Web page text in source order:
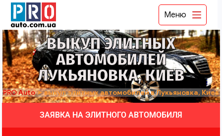
Меню
ВЫКУП ЭЛИТНЫХ
АВТОМОБИЛЕЙ
ЛУКЬЯНОВКА, КИЕВ
PRO Auto➤выкуп элитных автомобилей в Лукьяновка, Киев
ЗАЯВКА НА ЭЛИТНОГО АВТОМОБИЛЯ